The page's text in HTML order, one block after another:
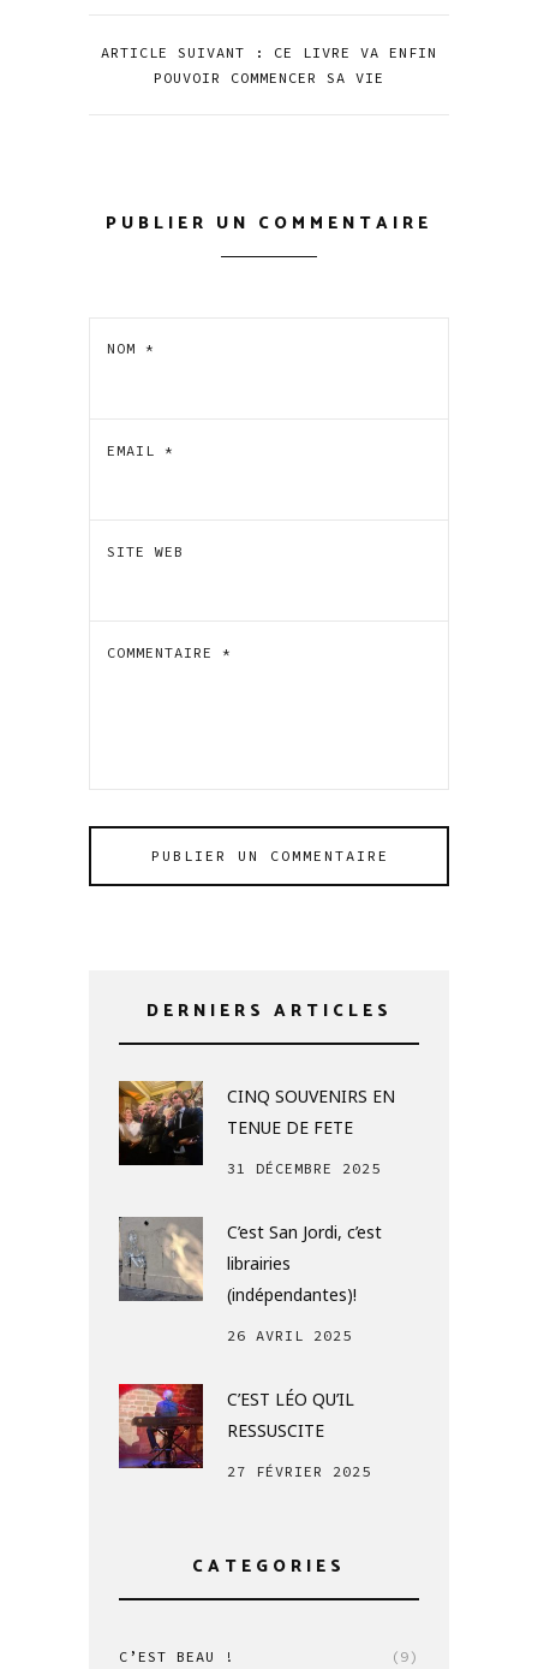
ARTICLE SUIVANT : CE LIVRE VA ENFIN
POUVOIR COMMENCER SA VIE
PUBLIER UN COMMENTAIRE
NOM *
EMAIL *
SITE WEB
COMMENTAIRE *
DERNIERS ARTICLES
CINQ SOUVENIRS EN
TENUE DE FETE
31 DÉCEMBRE 2025
C’est San Jordi, c’est
librairies
(indépendantes)!
26 AVRIL 2025
C’EST LÉO QU’IL
RESSUSCITE
27 FÉVRIER 2025
CATEGORIES
C’EST BEAU ! (9)